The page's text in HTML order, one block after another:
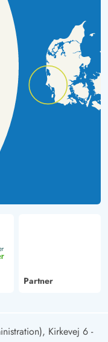
Partner
Kirkevej 6 -